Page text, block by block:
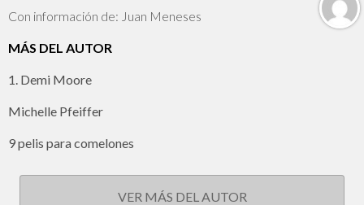
Con información de: Juan Meneses
MÁS DEL AUTOR
1. Demi Moore
Michelle Pfeiffer
9 pelis para comelones
VER MÁS DEL AUTOR